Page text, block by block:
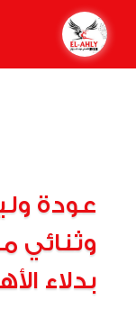
عودة
وثنائي
بدلاء